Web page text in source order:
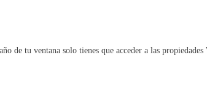
de tu ventana solo tienes que acceder a las propiedades